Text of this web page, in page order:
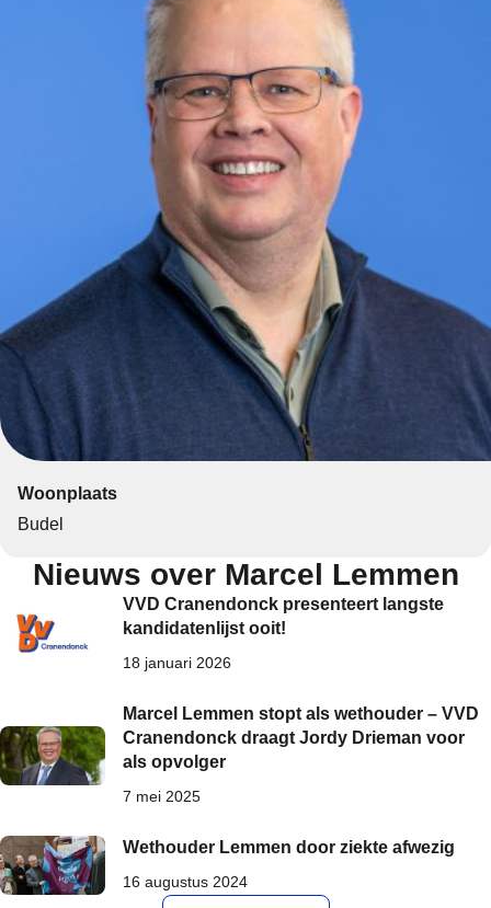
Woonplaats
Budel
Nieuws over Marcel Lemmen
VVD Cranendonck presenteert langste
kandidatenlijst ooit!
18 januari 2026
Marcel Lemmen stopt als wethouder – VVD
Cranendonck draagt Jordy Drieman voor
als opvolger
7 mei 2025
Wethouder Lemmen door ziekte afwezig
16 augustus 2024